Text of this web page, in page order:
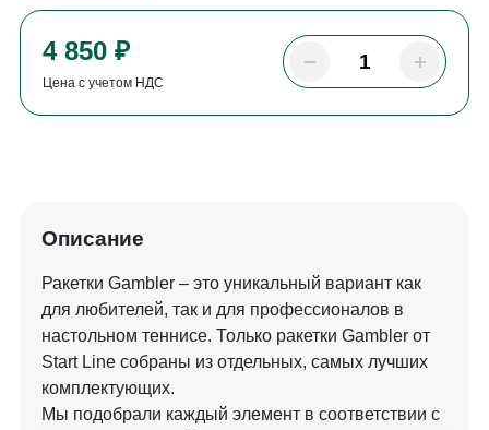
4 850 ₽
Цена с учетом НДС
Описание
Ракетки Gambler – это уникальный вариант как
для любителей, так и для профессионалов в
настольном теннисе. Только ракетки Gambler от
Start Line собраны из отдельных, самых лучших
комплектующих.
Мы подобрали каждый элемент в соответствии с